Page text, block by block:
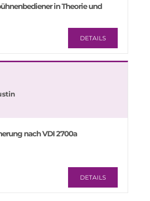
in Theorie und
DETAILS
nach VDI 2700a
DETAILS